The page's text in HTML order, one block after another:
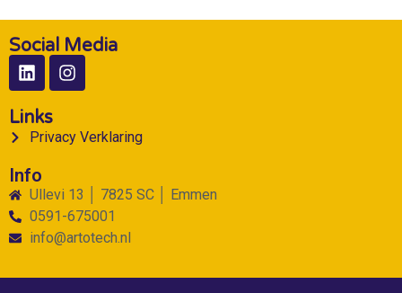
Social Media
Links
Privacy Verklaring
Info
Ullevi 13 │ 7825 SC │ Emmen
0591-675001
info@artotech.nl